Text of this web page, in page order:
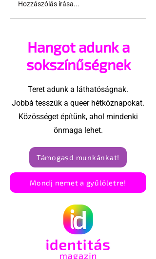
Pikáns OnlyFans-
tartalmak miatt
brit vadvizi evezőst
Hozzászólás írása...
Hangot adunk a
sokszínűségnek
Teret adunk a láthatóságnak.
Jobbá tesszük a queer hétköznapokat.
Közösséget építünk, ahol mindenki
önmaga lehet.
Támogasd munkánkat!
Mondj nemet a gyűlöletre!